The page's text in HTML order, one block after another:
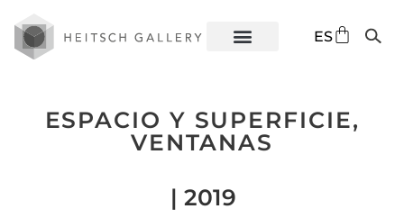
ES
EN
ESPACIO Y SUPERFICIE,
VENTANAS
| 2019